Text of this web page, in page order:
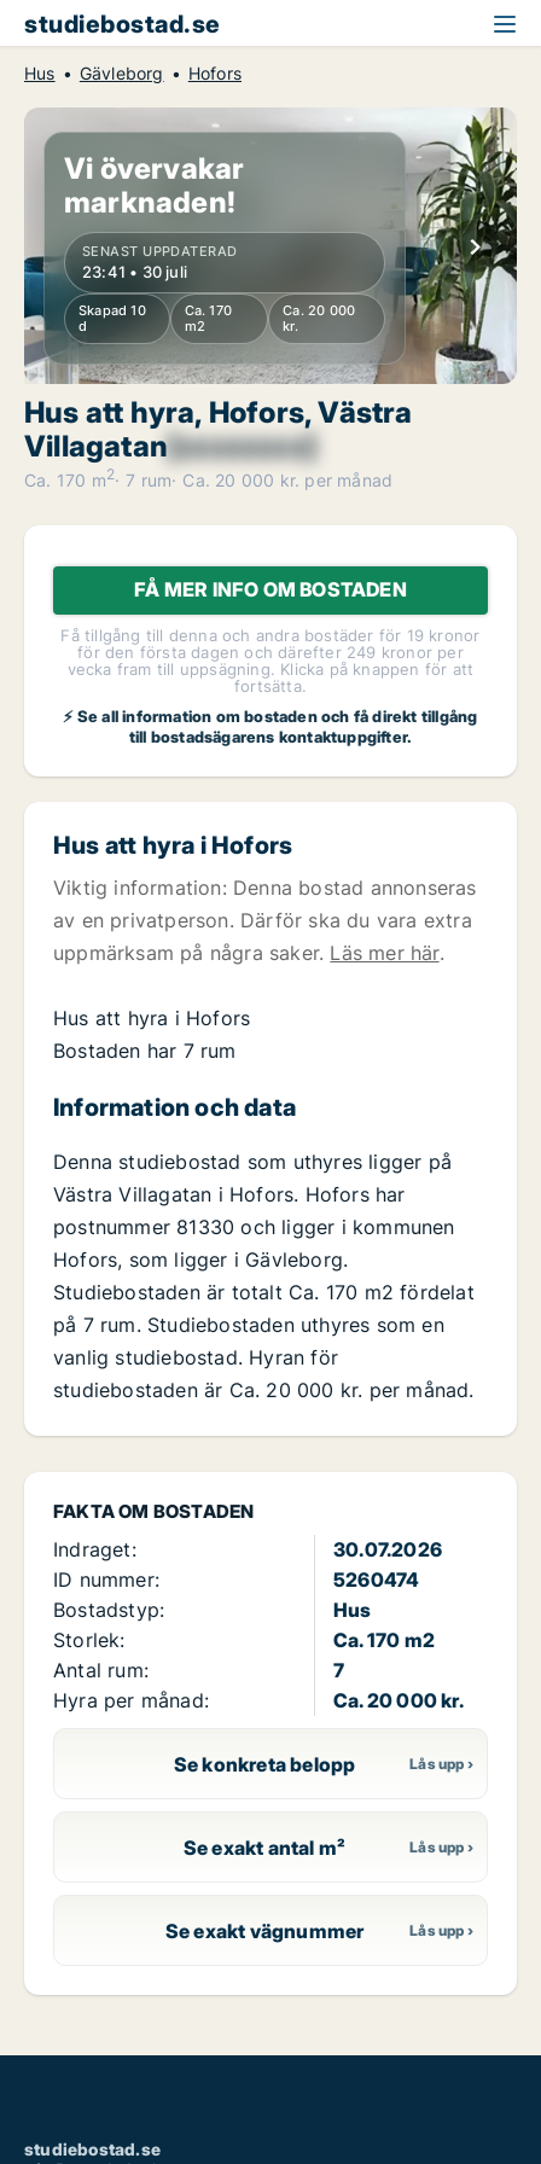
studiebostad.se
Hus Gävleborg Hofors
Vi övervakar
marknaden!
SENAST UPPDATERAD
23:41 • 30 juli
Skapad 10
d
Ca. 170
m2
Ca. 20 000
kr.
Hus att hyra, Hofors, Västra
Villagatan[xxxxxxxx]
Ca. 170 m2 7 rum Ca. 20 000 kr. per månad
FÅ MER INFO OM BOSTADEN
Få tillgång till denna och andra bostäder för 19 kronor
för den första dagen och därefter 249 kronor per
vecka fram till uppsägning. Klicka på knappen för att
fortsätta.
⚡ Se all information om bostaden och få direkt tillgång
till bostadsägarens kontaktuppgifter.
FAKTA OM BOSTADEN
Indraget:
30.07.2026
ID nummer:
5260474
Bostadstyp:
Hus
Storlek:
Ca. 170 m2
Antal rum:
7
Hyra per månad:
Ca. 20 000 kr.
Se konkreta belopp
Se exakt antal m²
Se exakt vägnummer
Hus att hyra i Hofors
Viktig information: Denna bostad annonseras
av en privatperson. Därför ska du vara extra
uppmärksam på några saker. Läs mer här.
Hus att hyra i Hofors
Bostaden har 7 rum
Information och data
Denna studiebostad som uthyres ligger på
Västra Villagatan i Hofors. Hofors har
postnummer 81330 och ligger i kommunen
Hofors, som ligger i Gävleborg.
Studiebostaden är totalt Ca. 170 m2 fördelat
på 7 rum. Studiebostaden uthyres som en
vanlig studiebostad. Hyran för
studiebostaden är Ca. 20 000 kr. per månad.
studiebostad.se